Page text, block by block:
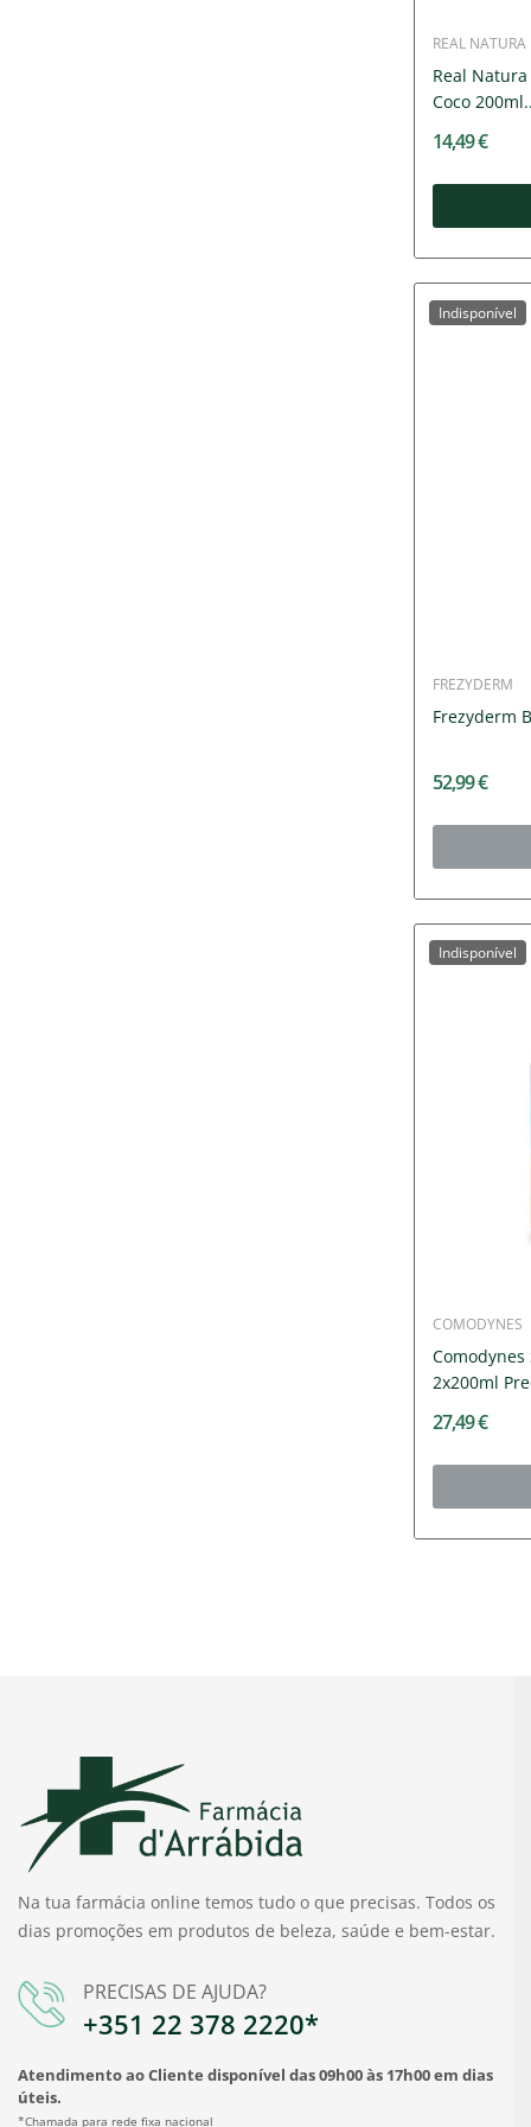
REAL NATURA
Real
Coco
14,49 €
Indisponível
FREZYDERM
Frezyderm
52,99 €
Indisponível
COMODYNES
2x200ml
27,49 €
Na tua farmácia online temos tudo o que precisas. Todos os
dias promoções em produtos de beleza, saúde e bem-estar.
PRECISAS DE AJUDA?
+351 22 378 2220*
Atendimento ao Cliente disponível das 09h00 às 17h00 em dias
úteis.
*Chamada para rede fixa nacional